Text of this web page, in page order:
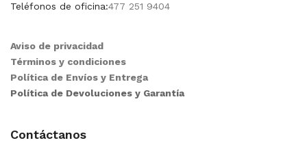
Teléfonos de oficina:477 251 9404
Aviso de privacidad
Términos y condiciones
Política de Envíos y Entrega
Política de Devoluciones y Garantía
Contáctanos